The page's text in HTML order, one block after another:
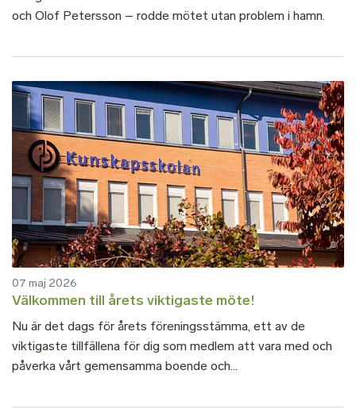
och Olof Petersson – rodde mötet utan problem i hamn.
07 maj 2026
Välkommen till årets viktigaste möte!
Nu är det dags för årets föreningsstämma, ett av de
viktigaste tillfällena för dig som medlem att vara med och
påverka vårt gemensamma boende och...